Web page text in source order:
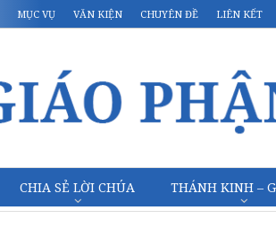
MỤC VỤ VĂN KIỆN CHUYÊN ĐỀ LIÊN KẾT
CHIA SẺ LỜI CHÚA THÁNH KINH –